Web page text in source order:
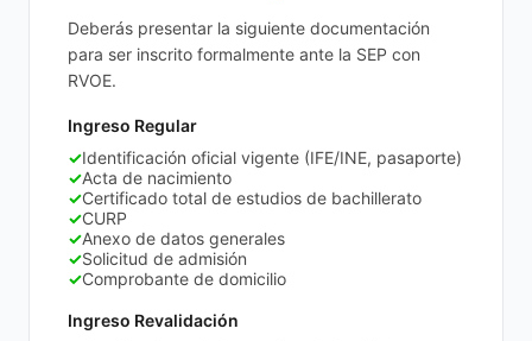
Deberás presentar la siguiente documentación
para ser inscrito formalmente ante la SEP con
RVOE.
Ingreso Regular
✓Identificación oficial vigente (IFE/INE, pasaporte)
✓Acta de nacimiento
✓Certificado total de estudios de bachillerato
✓CURP
✓Anexo de datos generales
✓Solicitud de admisión
✓Comprobante de domicilio
Ingreso Revalidación